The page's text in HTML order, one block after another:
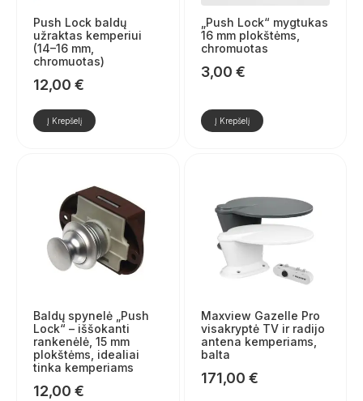
Push Lock baldų
užraktas kemperiui
(14–16 mm,
chromuotas)
12,00 €
Į Krepšelį
„Push Lock“ mygtukas
16 mm plokštėms,
chromuotas
3,00 €
Į Krepšelį
Baldų spynelė „Push
Lock“ – iššokanti
rankenėlė, 15 mm
plokštėms, idealiai
tinka kemperiams
12,00 €
Maxview Gazelle Pro
visakryptė TV ir radijo
antena kemperiams,
balta
171,00 €